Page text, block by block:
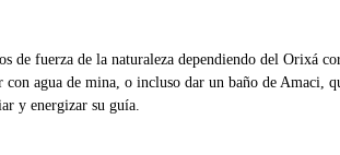
de fuerza de la naturaleza dependiendo del
con agua de mina, o incluso dar un baño de
y energizar su guía.